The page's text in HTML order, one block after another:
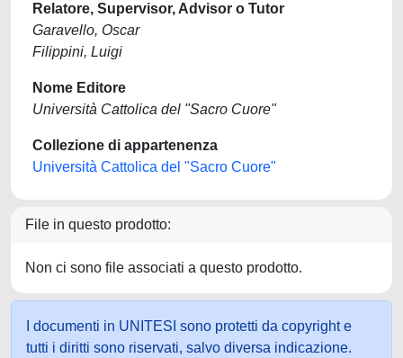
Relatore, Supervisor, Advisor o Tutor
Garavello, Oscar
Filippini, Luigi
Nome Editore
Università Cattolica del "Sacro Cuore"
Collezione di appartenenza
Università Cattolica del "Sacro Cuore"
File in questo prodotto:
Non ci sono file associati a questo prodotto.
I documenti in UNITESI sono protetti da copyright e
tutti i diritti sono riservati, salvo diversa indicazione.